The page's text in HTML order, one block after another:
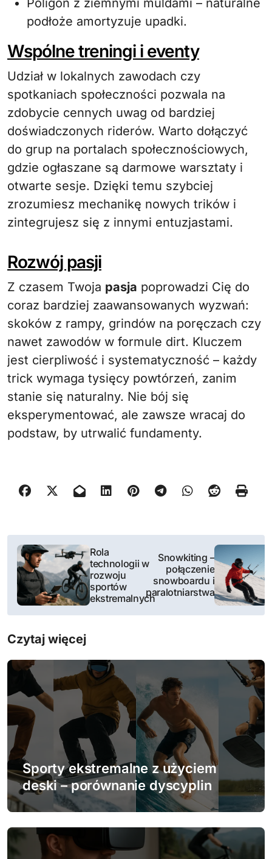
Poligon z ziemnymi muldami – naturalne
podłoże amortyzuje upadki.
Wspólne treningi i eventy
Udział w lokalnych zawodach czy
spotkaniach społeczności pozwala na
zdobycie cennych uwag od bardziej
doświadczonych riderów. Warto dołączyć
do grup na portalach społecznościowych,
gdzie ogłaszane są darmowe warsztaty i
otwarte sesje. Dzięki temu szybciej
zrozumiesz mechanikę nowych trików i
zintegrujesz się z innymi entuzjastami.
Rozwój pasji
Z czasem Twoja pasja poprowadzi Cię do
coraz bardziej zaawansowanych wyzwań:
skoków z rampy, grindów na poręczach czy
nawet zawodów w formule dirt. Kluczem
jest cierpliwość i systematyczność – każdy
trick wymaga tysięcy powtórzeń, zanim
stanie się naturalny. Nie bój się
eksperymentować, ale zawsze wracaj do
podstaw, by utrwalić fundamenty.
N
w
i
g
a
c
j
a
w
p
i
s
Rola
technologii w
rozwoju
sportów
ekstremalnych
Snowkiting –
połączenie
snowboardu i
paralotniarstwa
Czytaj więcej
Sporty ekstremalne z użyciem
deski – porównanie dyscyplin